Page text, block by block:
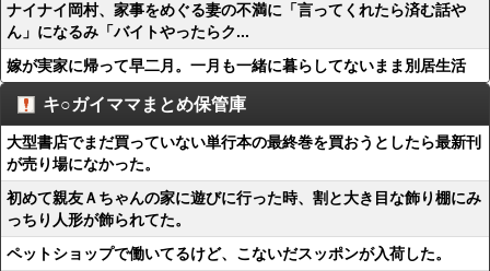
ナイナイ岡村、家事をめぐる妻の不満に「言ってくれたら済む話や
ん」になるみ「バイトやったらク...
嫁が実家に帰って早二月。一月も一緒に暮らしてないまま別居生活
キ○ガイママまとめ保管庫
大型書店でまだ買っていない単行本の最終巻を買おうとしたら最新刊
が売り場になかった。
初めて親友Ａちゃんの家に遊びに行った時、割と大き目な飾り棚にみ
っちり人形が飾られてた。
ペットショップで働いてるけど、こないだスッポンが入荷した。